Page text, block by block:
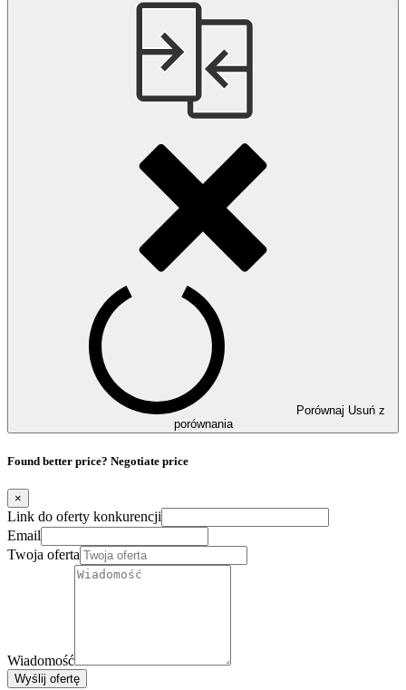
Porównaj Usuń z
porównania
Found better price? Negotiate price
×
Link do oferty konkurencji
Email
Twoja oferta
Wiadomość
Wyślij ofertę